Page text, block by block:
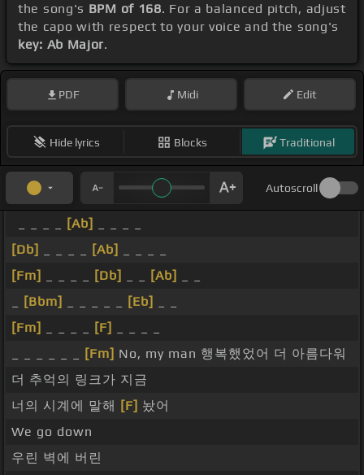
the song's BPM of 168. For a balanced pitch, adjust
the capo with respect to your voice and the song's
key: Ab Major.
PDF Midi Edit
Hide lyrics Blocks Traditional
Autoscroll
[Ab]
[Db]
[Ab]
[Fm]
[Db] [Ab]
[Bbm] [Eb]
[Fm]
[F]
[Fm] No, my man 행복했었어 더 아름다워
더 추억의 링크가 지금
너의 시계에 말해
[F] 놨어
We go down
우린 벽에 버린